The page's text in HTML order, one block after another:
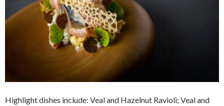
Highlight dishes include: Veal and Hazelnut Ravioli; Veal and